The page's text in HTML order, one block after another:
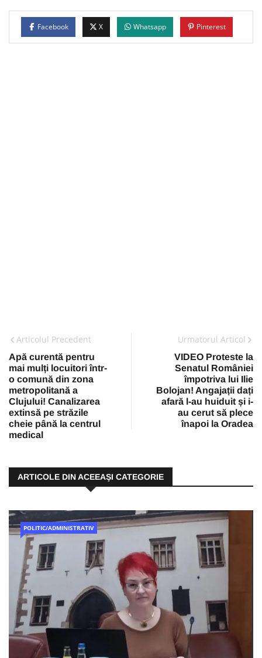
Facebook X Whatsapp Pinterest
Articolul Precedent
Apă curentă pentru
mai mulți locuitori într-
o comună din zona
metropolitană a
Clujului! Canalizarea
extinsă pe străzile
cheie până la centrul
medical
Urmatorul Articol
VIDEO Proteste la
Senatul României
împotriva lui Ilie
Bolojan! Angajații dați
afară l-au huiduit și i-
au cerut să plece
înapoi la Oradea
ARTICOLE DIN ACEEAŞI CATEGORIE
POLITIC/ADMINISTRATIV